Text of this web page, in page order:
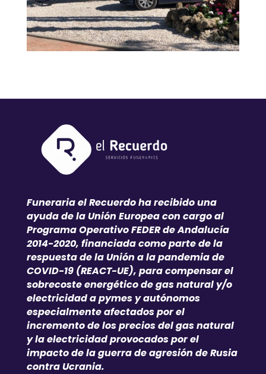
Funeraria el Recuerdo ha recibido una
ayuda de la Unión Europea con cargo al
Programa Operativo FEDER de Andalucía
2014-2020, financiada como parte de la
respuesta de la Unión a la pandemia de
COVID-19 (REACT-UE), para compensar el
sobrecoste energético de gas natural y/o
electricidad a pymes y autónomos
especialmente afectados por el
incremento de los precios del gas natural
y la electricidad provocados por el
impacto de la guerra de agresión de Rusia
contra Ucrania.